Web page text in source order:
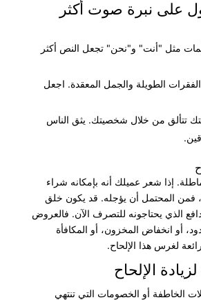
على نبرة صوت أكثر
مثل "أنت" و"نحن" تجعل النص أكثر
الطويلة والجمل المعقدة. اجعل
تتألق من خلال شخصيتك. يثق الناس
إذا شعر عميلك أنه بإمكانه شراء
المحتمل أن يؤجله. قد يكون خلق
الذي يحتاجونه للتصرف الآن. فالعروض
أو انخفاض المخزون، أو المكافأة
لغرس هذا الإلحاح.
الإلحاح
الخاطفة أو الخصومات التي تنتهي